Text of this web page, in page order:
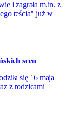
i zagrała m.in. z
teścia" już w
scen
się 16 maja
z rodzicami